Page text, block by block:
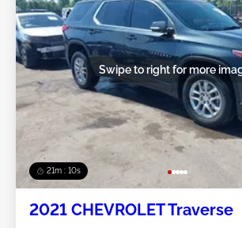
21m : 07s
Swipe to right for more
2021 CHEVROLET Traverse